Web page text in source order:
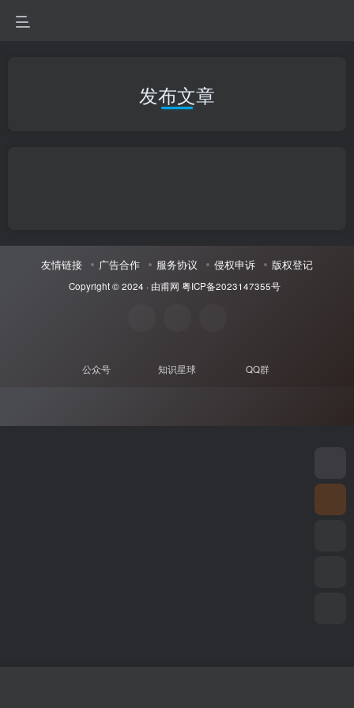
发布文章
友情链接 广告合作 服务协议 侵权申诉 版权登记
Copyright © 2024 · 由甫网 粤ICP备2023147355号
公众号 知识星球 QQ群